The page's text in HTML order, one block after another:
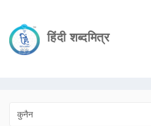
हिंदी शब्दमित्र